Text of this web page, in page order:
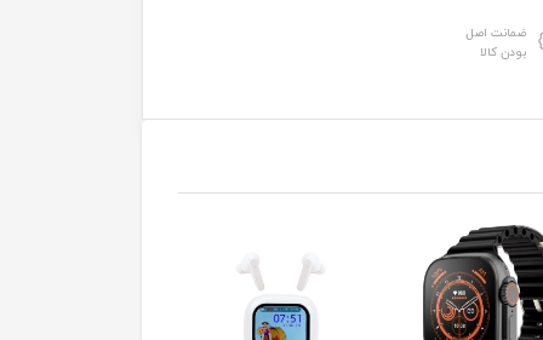
ضمانت اصل
بودن کالا